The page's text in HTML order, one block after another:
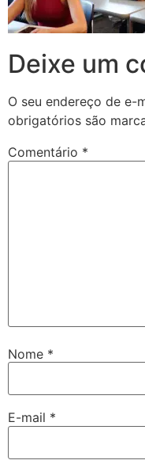
Deixe um
O seu endereço de e-
obrigatórios são
Comentário *
Nome *
E-mail *